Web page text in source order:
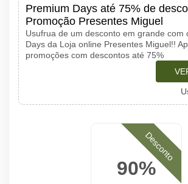
Premium Days até 75% de
Promoção Presentes Miguel
Usufrua de um desconto em grande com
Days da Loja online Presentes Miguel!!
promoções com descontos até 75%
90%
Desconto